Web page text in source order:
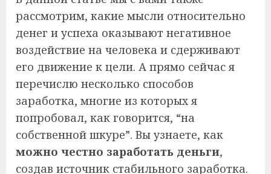
рассмотрим, какие мысли относительно
денег и успеха оказывают негативное
воздействие на человека и сдерживают
его движение к цели. А прямо сейчас я
перечислю несколько способов
заработка, многие из которых я
попробовал, как говорится, “на
собственной шкуре”. Вы узнаете, как
можно честно заработать деньги,
создав источник стабильного заработка.